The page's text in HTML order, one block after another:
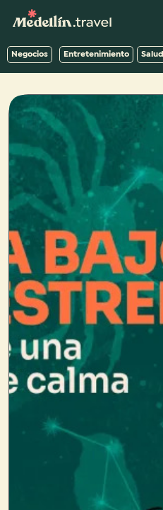
Negocios Entretenimiento Salud